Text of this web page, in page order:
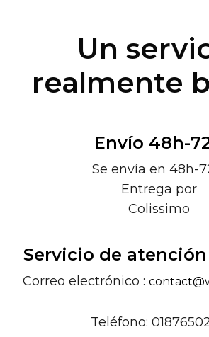
Un
realmente
Envío 48h-
Se envía en 48h-
Entrega por
Colissimo
Servicio de
Correo electrónico :
Teléfono: